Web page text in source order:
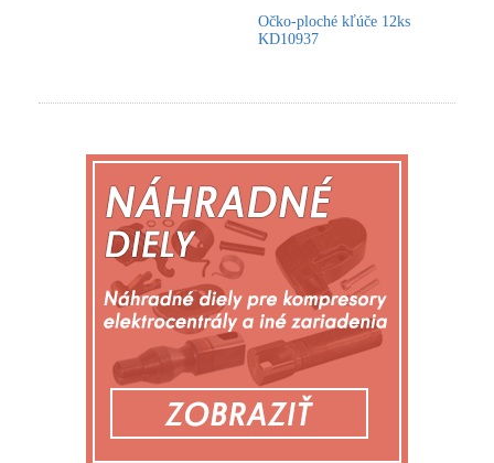
Očko-ploché kľúče 12ks
KD10937